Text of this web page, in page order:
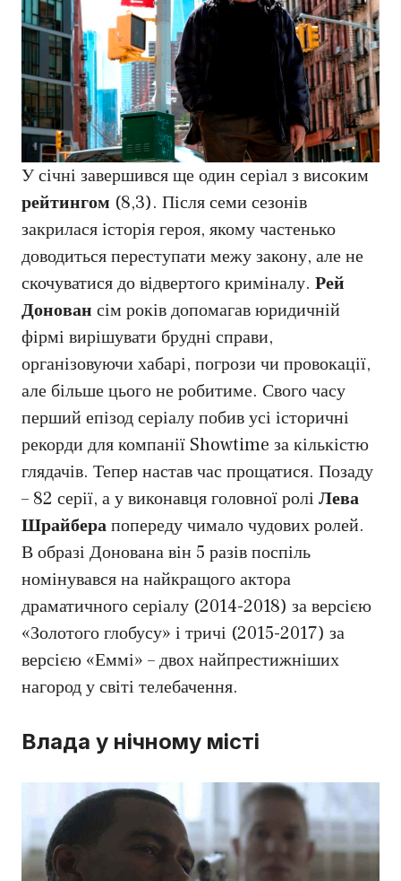
У січні завершився ще один серіал з високим
рейтингом (8,3). Після семи сезонів
закрилася історія героя, якому частенько
доводиться переступати межу закону, але не
скочуватися до відвертого криміналу. Рей
Донован сім років допомагав юридичній
фірмі вирішувати брудні справи,
організовуючи хабарі, погрози чи провокації,
але більше цього не робитиме. Свого часу
перший епізод серіалу побив усі історичні
рекорди для компанії Showtime за кількістю
глядачів. Тепер настав час прощатися. Позаду
– 82 серії, а у виконавця головної ролі Лева
Шрайберапопереду чимало чудових ролей.
В образі Донована він 5 разів поспіль
номінувався на найкращого актора
драматичного серіалу (2014-2018) за версією
«Золотого глобусу» і тричі (2015-2017) за
версією «Еммі» – двох найпрестижніших
нагород у світі телебачення.
Влада у нічному місті